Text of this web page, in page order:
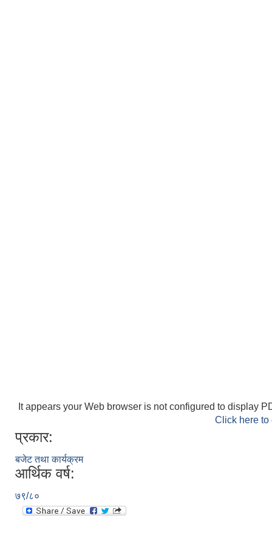
It appears your Web browser is not configured to display
Click here
प्रकार:
बजेट तथा कार्यक्रम
आर्थिक वर्ष:
७९/८०